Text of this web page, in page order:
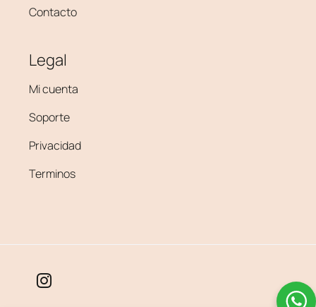
Contacto
Legal
Mi cuenta
Soporte
Privacidad
Terminos